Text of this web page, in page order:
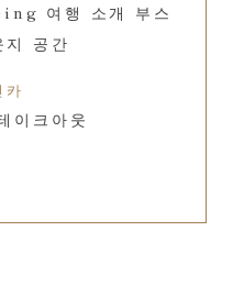
여행 소개 부스
지 공간
카
이크아웃